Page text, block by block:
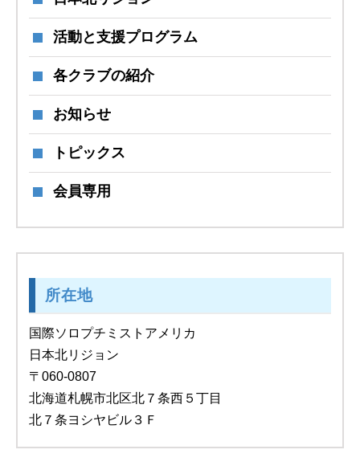
活動と支援プログラム
各クラブの紹介
お知らせ
トピックス
会員専用
所在地
国際ソロプチミストアメリカ
日本北リジョン
〒060-0807
北海道札幌市北区北７条西５丁目
北７条ヨシヤビル３Ｆ